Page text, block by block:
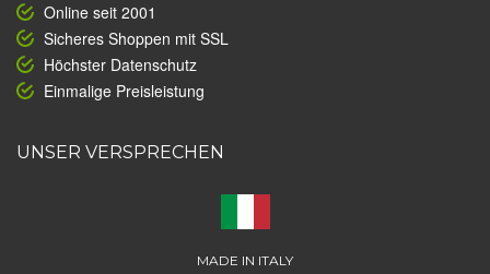
Online seit 2001
Sicheres Shoppen mit SSL
Höchster Datenschutz
Einmalige Preisleistung
UNSER VERSPRECHEN
MADE IN ITALY